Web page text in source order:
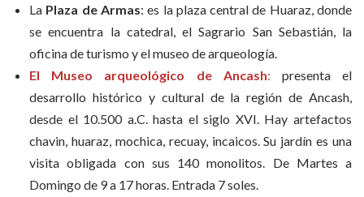
La Plaza de Armas: es la plaza central de Huaraz, donde
se encuentra la catedral, el Sagrario San Sebastián, la
oficina de turismo y el museo de arqueología.
El Museo arqueológico de Ancash: presenta el
desarrollo histórico y cultural de la región de Ancash,
desde el 10.500 a.C. hasta el siglo XVI. Hay artefactos
chavin, huaraz, mochica, recuay, incaicos. Su jardín es una
visita obligada con sus 140 monolitos. De Martes a
Domingo de 9 a 17 horas. Entrada 7 soles.